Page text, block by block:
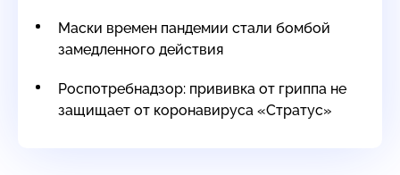
Маски времен пандемии стали бомбой
замедленного действия
Роспотребнадзор: прививка от гриппа не
защищает от коронавируса «Стратус»